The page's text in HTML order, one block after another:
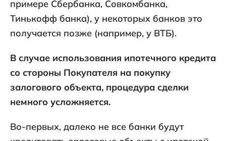
примере Сбербанка, Совкомбанка,
Тинькофф банка), у некоторых банков это
получается позже (например, у ВТБ).
В случае использования ипотечного кредита
со стороны Покупателя на покупку
залогового объекта, процедура сделки
немного усложняется.
Во-первых, далеко не все банки будут